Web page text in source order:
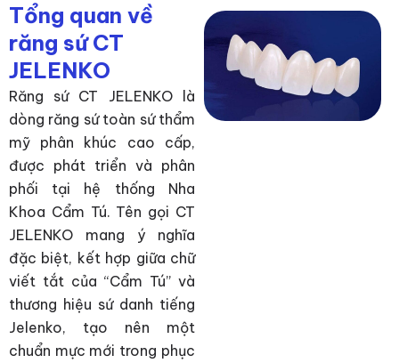
Tổng quan về
răng sứ CT
JELENKO
Răng sứ CT JELENKO là
dòng răng sứ toàn sứ thẩm
mỹ phân khúc cao cấp,
được phát triển và phân
phối tại hệ thống Nha
Khoa Cẩm Tú. Tên gọi CT
JELENKO mang ý nghĩa
đặc biệt, kết hợp giữa chữ
viết tắt của “Cẩm Tú” và
thương hiệu sứ danh tiếng
Jelenko, tạo nên một
chuẩn mực mới trong phục